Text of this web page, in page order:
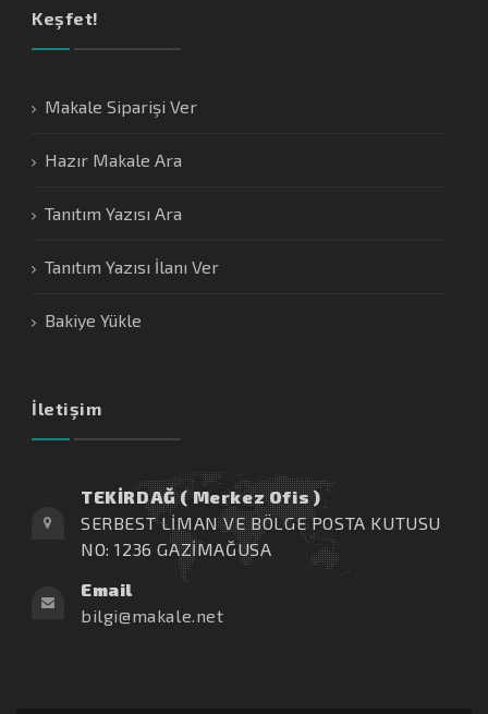
Keşfet!
Makale Siparişi Ver
Hazır Makale Ara
Tanıtım Yazısı Ara
Tanıtım Yazısı İlanı Ver
Bakiye Yükle
İletişim
TEKİRDAĞ ( Merkez Ofis )
SERBEST LİMAN VE BÖLGE POSTA KUTUSU
NO: 1236 GAZİMAĞUSA
Email
bilgi@makale.net